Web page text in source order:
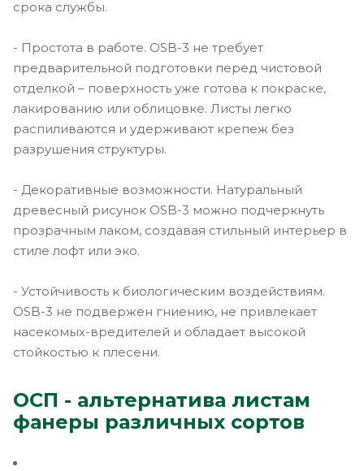
срока службы.
- Простота в работе. OSB-3 не требует
предварительной подготовки перед чистовой
отделкой – поверхность уже готова к покраске,
лакированию или облицовке. Листы легко
распиливаются и удерживают крепеж без
разрушения структуры.
- Декоративные возможности. Натуральный
древесный рисунок OSB-3 можно подчеркнуть
прозрачным лаком, создавая стильный интерьер в
стиле лофт или эко.
- Устойчивость к биологическим воздействиям.
OSB-3 не подвержен гниению, не привлекает
насекомых-вредителей и обладает высокой
стойкостью к плесени.
ОСП - альтернатива листам
фанеры различных сортов